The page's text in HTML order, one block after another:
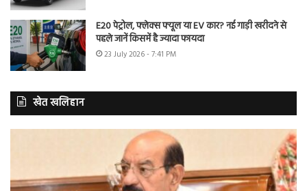
E20 पेट्रोल, फ्लेक्स फ्यूल या EV कार? नई गाड़ी खरीदने से
पहले जानें किसमें है ज्यादा फायदा
23 July 2026 - 7:41 PM
खेत खलिहान